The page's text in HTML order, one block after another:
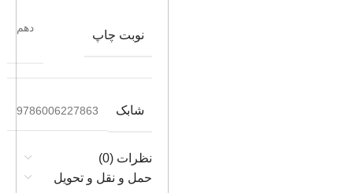
نوبت چاپ
دهم
شابک 9786006227863
نظرات (0)
حمل و نقل و تحویل